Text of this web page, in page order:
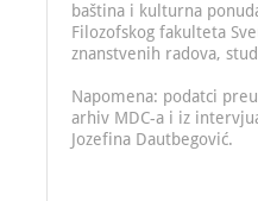
baština i kulturna
Filozofskog fakulteta
znanstvenih radova,
Napomena: podatci
arhiv MDC-a i iz
Jozefina Dautbegović.